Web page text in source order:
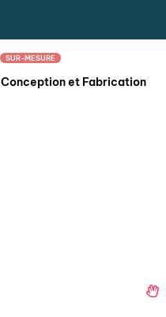
Conception et Fabrication
SUR-MESURE